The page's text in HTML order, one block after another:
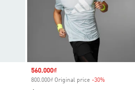
Sale price
560.000₫
800.000₫ Original price -30%